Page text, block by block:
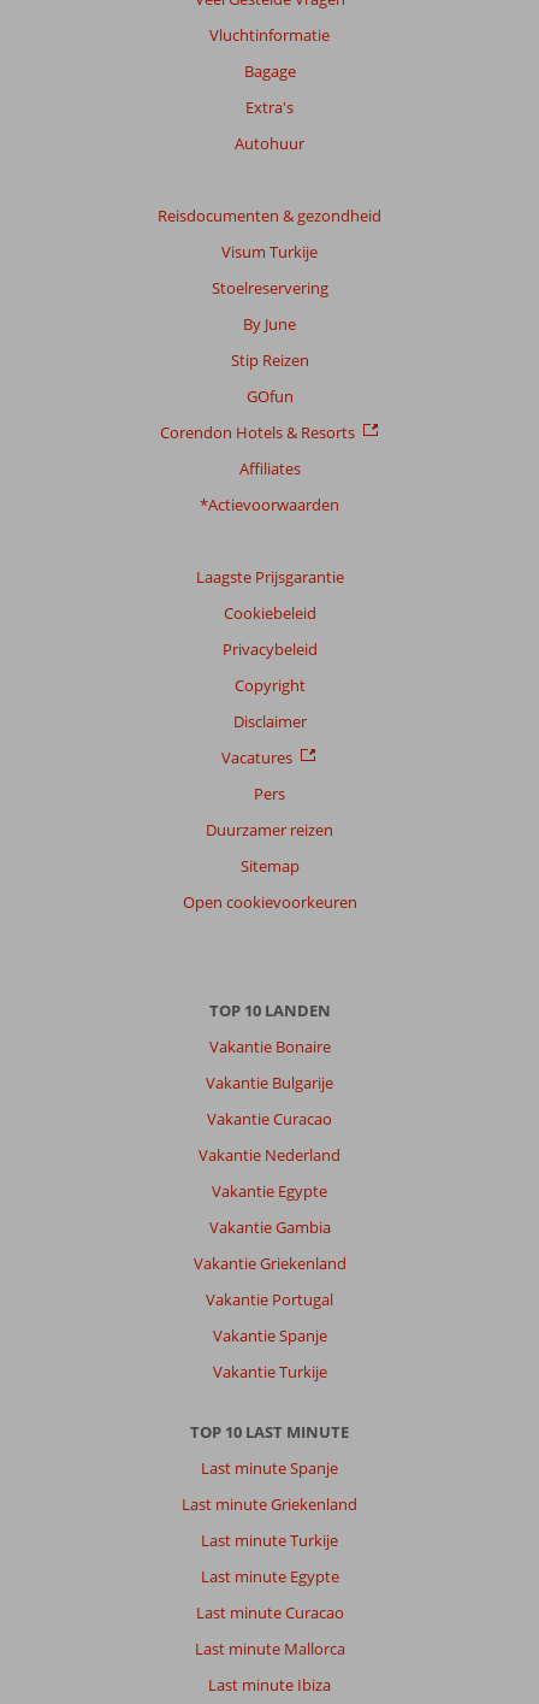
Vluchtinformatie
Bagage
Extra's
Autohuur
Reisdocumenten & gezondheid
Visum Turkije
Stoelreservering
By June
Stip Reizen
GOfun
Corendon Hotels & Resorts
Affiliates
*Actievoorwaarden
Laagste Prijsgarantie
Cookiebeleid
Privacybeleid
Copyright
Disclaimer
Vacatures
Pers
Duurzamer reizen
Sitemap
Open cookievoorkeuren
TOP 10 LANDEN
Vakantie Bonaire
Vakantie Bulgarije
Vakantie Curacao
Vakantie Nederland
Vakantie Egypte
Vakantie Gambia
Vakantie Griekenland
Vakantie Portugal
Vakantie Spanje
Vakantie Turkije
TOP 10 LAST MINUTE
Last minute Spanje
Last minute Griekenland
Last minute Turkije
Last minute Egypte
Last minute Curacao
Last minute Mallorca
Last minute Ibiza